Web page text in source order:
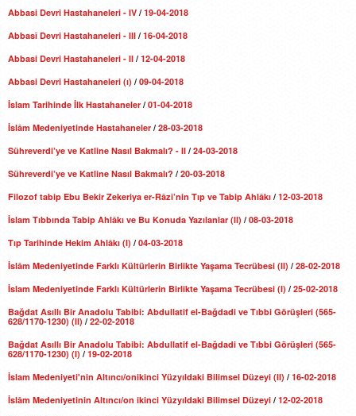
Abbasi Devri Hastahaneleri - IV / 19-04-2018
Abbasî Devri Hastahaneleri - III / 16-04-2018
Abbasi Devri Hastahaneleri - II / 12-04-2018
Abbasi Devri Hastahaneleri (ı) / 09-04-2018
İslam Tarihinde İlk Hastahaneler / 01-04-2018
İslâm Medeniyetinde Hastahaneler / 28-03-2018
Sühreverdi’ye ve Katline Nasıl Bakmalı? - II / 24-03-2018
Sühreverdi’ye ve Katline Nasıl Bakmalı? / 20-03-2018
Filozof tabip Ebu Bekir Zekeriya er-Râzî’nin Tıp ve Tabip Ahlâkı / 12-03-2018
İslam Tıbbında Tabip Ahlâkı ve Bu Konuda Yazılanlar (II) / 08-03-2018
Tıp Tarihinde Hekim Ahlâkı (I) / 04-03-2018
İslâm Medeniyetinde Farklı Kültürlerin Birlikte Yaşama Tecrübesi (II) / 28-02-2018
İslam Medeniyetinde Farklı Kültürlerin Birlikte Yaşama Tecrübesi (I) / 25-02-2018
Bağdat Asıllı Bir Anadolu Tabibi: Abdullatif el-Bağdadi ve Tıbbi Görüşleri (565-
628/1170-1230) (II) / 22-02-2018
Bağdat Asıllı Bir Anadolu Tabibi: Abdullatif el-Bağdadi ve Tıbbi Görüşleri (565-
628/1170-1230) (I) / 19-02-2018
İslam Medeniyeti'nin Altıncı/onikinci Yüzyıldaki Bilimsel Düzeyi (II) / 16-02-2018
İslâm Medeniyetinin Altıncı/on ikinci Yüzyıldaki Bilimsel Düzeyi / 12-02-2018